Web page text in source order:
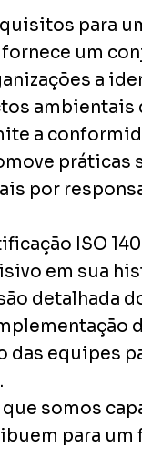
para
fornece um
a
ambientais
a
práticas
por
ISO
em sua
detalhada
das equipes
somos
para